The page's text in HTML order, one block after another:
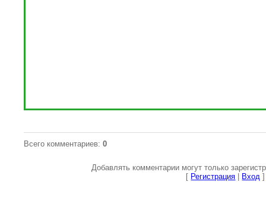
Всего комментариев: 0
Добавлять комментарии могут только
[ Регистрация Вход ]